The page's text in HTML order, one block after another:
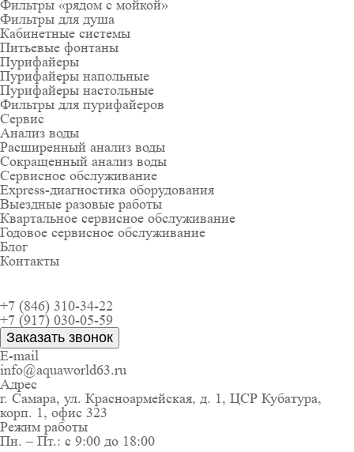
Фильтры «рядом с мойкой»
Фильтры для душа
Кабинетные системы
Питьевые фонтаны
Пурифайеры
Пурифайеры напольные
Пурифайеры настольные
Фильтры для пурифайеров
Сервис
Анализ воды
Расширенный анализ воды
Сокращенный анализ воды
Сервисное обслуживание
Express-диагностика оборудования
Выездные разовые работы
Квартальное сервисное обслуживание
Годовое сервисное обслуживание
Блог
Контакты
+7 (846) 310-34-22
+7 (917) 030-05-59
Заказать звонок
E-mail
info@aquaworld63.ru
Адрес
г. Самара, ул. Красноармейская, д. 1, ЦСР Кубатура,
корп. 1, офис 323
Режим работы
Пн. – Пт.: с 9:00 до 18:00